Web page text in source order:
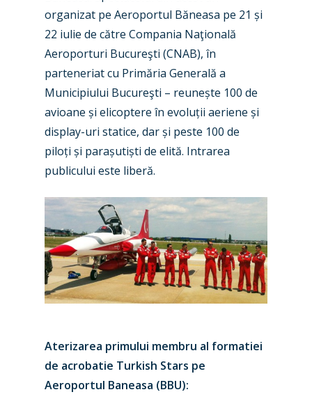
organizat pe Aeroportul Băneasa pe 21 și
22 iulie de către Compania Naţională
Aeroporturi Bucureşti (CNAB), în
parteneriat cu Primăria Generală a
Municipiului Bucureşti – reunește 100 de
avioane și elicoptere în evoluții aeriene și
display-uri statice, dar și peste 100 de
piloți și parașutiști de elită. Intrarea
publicului este liberă.
Aterizarea primului membru al formatiei
de acrobatie Turkish Stars pe
Aeroportul Baneasa (BBU):
Paris 2019